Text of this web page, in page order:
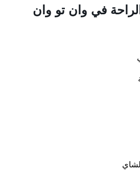
في وان تو وان